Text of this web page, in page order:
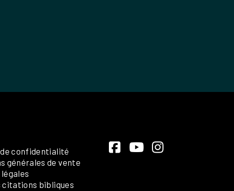
confidentialité
générales de vente
citations bibliques